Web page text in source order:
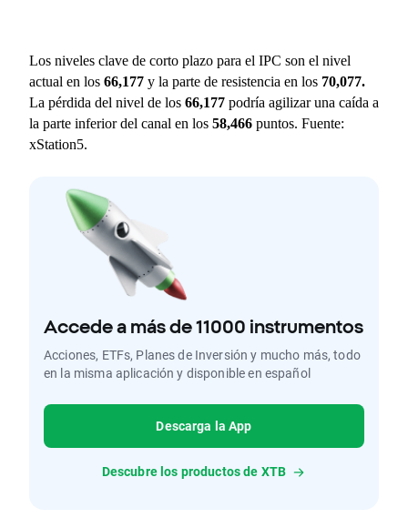
Los niveles clave de corto plazo para el IPC son el nivel
actual en los 66,177 y la parte de resistencia en los 70,077.
La pérdida del nivel de los 66,177 podría agilizar una caída a
la parte inferior del canal en los 58,466 puntos. Fuente:
xStation5.
Accede a más de 11000 instrumentos
Acciones, ETFs, Planes de Inversión y mucho más, todo
en la misma aplicación y disponible en español
Descarga la App
Descubre los productos de XTB